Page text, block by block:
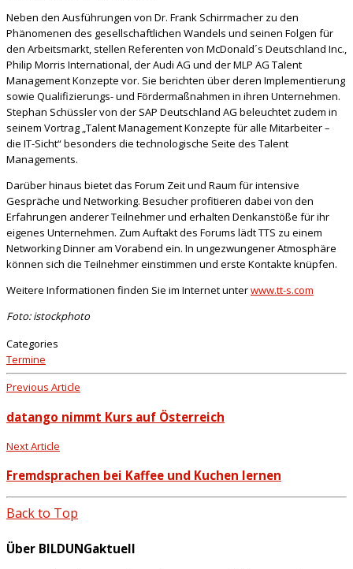
Neben den Ausführungen von Dr. Frank Schirrmacher zu den
Phänomenen des gesellschaftlichen Wandels und seinen Folgen für
den Arbeitsmarkt, stellen Referenten von McDonald´s Deutschland Inc.,
Philip Morris International, der Audi AG und der MLP AG Talent
Management Konzepte vor. Sie berichten über deren Implementierung
sowie Qualifizierungs- und Fördermaßnahmen in ihren Unternehmen.
Stephan Schüssler von der SAP Deutschland AG beleuchtet zudem in
seinem Vortrag „Talent Management Konzepte für alle Mitarbeiter –
die IT-Sicht“ besonders die technologische Seite des Talent
Managements.
Darüber hinaus bietet das Forum Zeit und Raum für intensive
Gespräche und Networking. Besucher profitieren dabei von den
Erfahrungen anderer Teilnehmer und erhalten Denkanstöße für ihr
eigenes Unternehmen. Zum Auftakt des Forums lädt TTS zu einem
Networking Dinner am Vorabend ein. In ungezwungener Atmosphäre
können sich die Teilnehmer einstimmen und erste Kontakte knüpfen.
Weitere Informationen finden Sie im Internet unterwww.tt-s.com
Foto: istockphoto
Categories
Termine
Previous Article
datango nimmt Kurs auf Österreich
Next Article
Fremdsprachen bei Kaffee und Kuchen lernen
Back to Top
Über BILDUNGaktuell